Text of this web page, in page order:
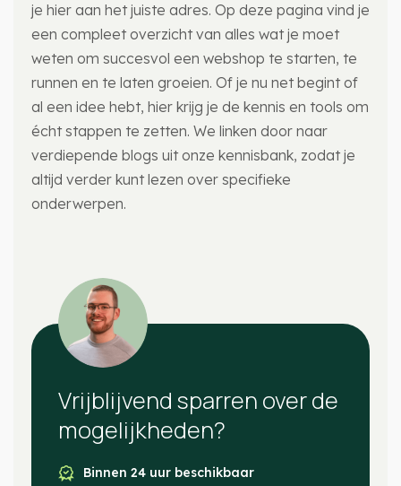
je hier aan het juiste adres. Op deze pagina vind je
een compleet overzicht van alles wat je moet
weten om succesvol een webshop te starten, te
runnen en te laten groeien. Of je nu net begint of
al een idee hebt, hier krijg je de kennis en tools om
écht stappen te zetten. We linken door naar
verdiepende blogs uit onze kennisbank, zodat je
altijd verder kunt lezen over specifieke
onderwerpen.
Vrijblijvend sparren over de
mogelijkheden?
Binnen 24 uur beschikbaar